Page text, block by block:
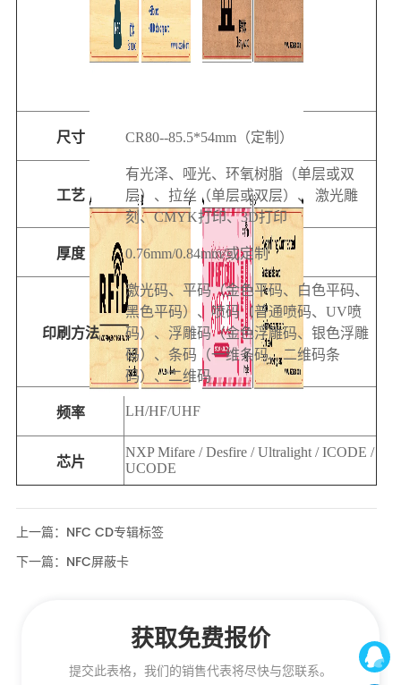
上一篇： NFC CD专辑标签
下一篇： NFC屏蔽卡
获取免费报价
提交此表格，我们的销售代表将尽快与您联系。